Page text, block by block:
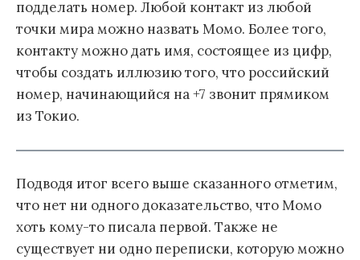
подделать номер. Любой контакт из любой
точки мира можно назвать Момо. Более того,
контакту можно дать имя, состоящее из цифр,
чтобы создать иллюзию того, что российский
номер, начинающийся на +7 звонит прямиком
из Токио.
Подводя итог всего выше сказанного отметим,
что нет ни одного доказательство, что Момо
хоть кому-то писала первой. Также не
существует ни одно переписки, которую можно